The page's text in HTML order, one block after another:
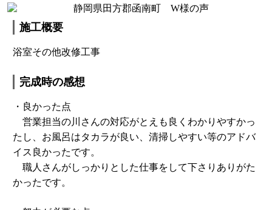
施工概要
浴室その他改修工事
完成時の感想
・良かった点
営業担当の川さんの対応がとえも良くわかりやすかっ
たし、お風呂はタカラが良い、清掃しやすい等のアドバ
イス良かったです。
職人さんがしっかりとした仕事をして下さりありがた
かったです。